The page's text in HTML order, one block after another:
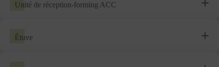
Unité de réception-forming ACC
Étuve